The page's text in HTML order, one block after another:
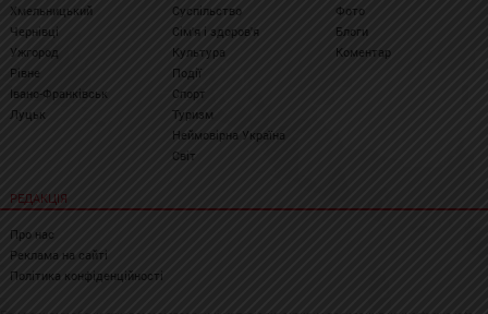
Хмельницький
Чернівці
Ужгород
Рівне
Івано-Франківськ
Луцьк
Суспільство
Сім'я і здоров'я
Культура
Події
Спорт
Туризм
Неймовірна Україна
Світ
Фото
Блоги
Коментар
РЕДАКЦІЯ
Про нас
Реклама на сайті
Політика конфіденційності